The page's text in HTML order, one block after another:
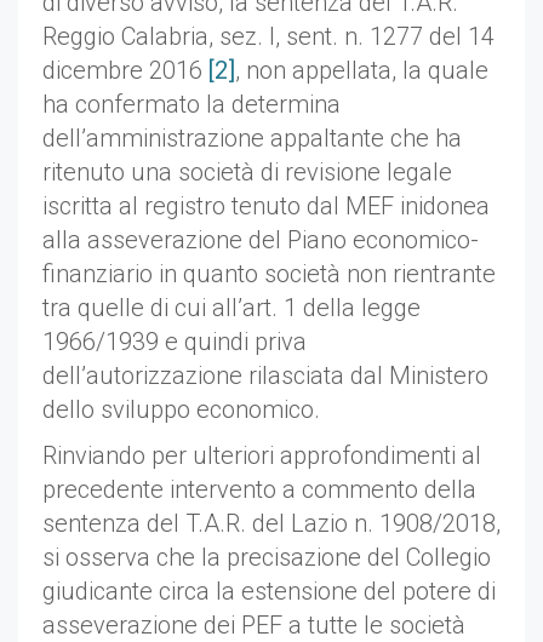
Reggio Calabria, sez. I, sent. n. 1277 del 14
dicembre 2016 [2], non appellata, la quale
ha confermato la determina
dell’amministrazione appaltante che ha
ritenuto una società di revisione legale
iscritta al registro tenuto dal MEF inidonea
alla asseverazione del Piano economico-
finanziario in quanto società non rientrante
tra quelle di cui all’art. 1 della legge
1966/1939 e quindi priva
dell’autorizzazione rilasciata dal Ministero
dello sviluppo economico.
Rinviando per ulteriori approfondimenti al
precedente intervento a commento della
sentenza del T.A.R. del Lazio n. 1908/2018,
si osserva che la precisazione del Collegio
giudicante circa la estensione del potere di
asseverazione dei PEF a tutte le società